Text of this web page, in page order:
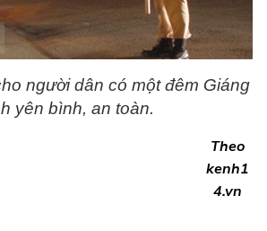
người dân có một đêm Giáng
yên bình, an toàn.
Theo
kenh1
4.vn